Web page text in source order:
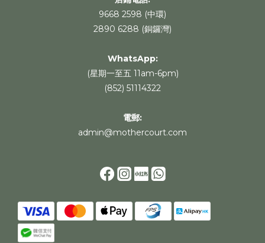
9668 2598 (中環)
2890 6288 (銅鑼灣)
WhatsApp:
(星期一至五 11am-6pm)
(852) 51114322
電郵:
admin@mothercourt.com